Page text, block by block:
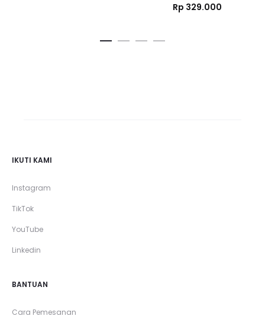
Rp 329.000
IKUTI KAMI
Instagram
TikTok
YouTube
Linkedin
BANTUAN
Cara Pemesanan